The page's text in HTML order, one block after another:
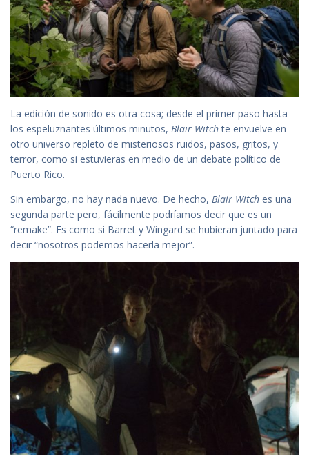
La edición de sonido es otra cosa; desde el primer paso hasta
los espeluznantes últimos minutos, Blair Witchte envuelve en
otro universo repleto de misteriosos ruidos, pasos, gritos, y
terror, como si estuvieras en medio de un debate político de
Puerto Rico.
Sin embargo, no hay nada nuevo. De hecho, Blair Witch es una
segunda parte pero, fácilmente podríamos decir que es un
“remake”. Es como si Barret y Wingard se hubieran juntado para
decir “nosotros podemos hacerla mejor”.